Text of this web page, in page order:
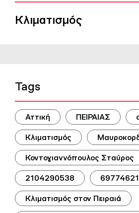
Κλιματισμός
Tags
Αττική ΠΕΙΡΑΙΑΣ
Κλιματισμός
Κοντογιαννόπουλος Σταύρος
2104290538
Κλιματισμός στον Πειραιά